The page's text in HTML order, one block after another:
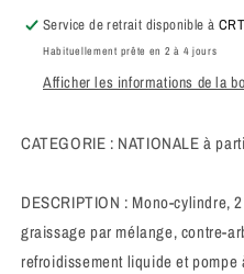
Service de retrait disponible à
Habituellement prête en 2 à 4 jours
Afficher les informations de la
CATEGORIE : NATIONALE à
DESCRIPTION : Mono-cylindre,
graissage par mélange, contre-
refroidissement liquide et